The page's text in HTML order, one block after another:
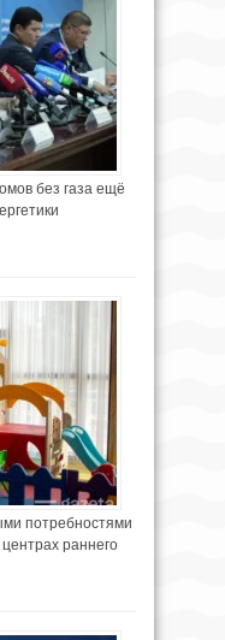
без газа ещё
потребностями
раннего